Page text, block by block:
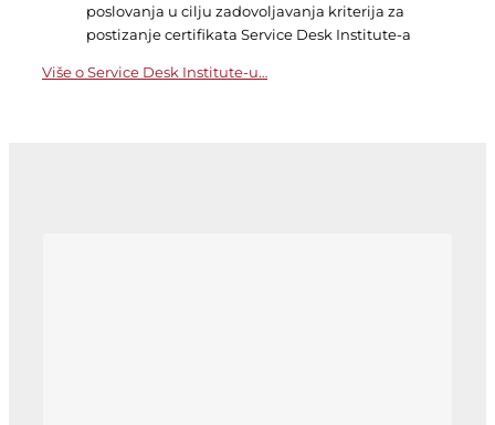
poslovanja u cilju zadovoljavanja kriterija za
postizanje certifikata Service Desk Institute-a
Više o Service Desk Institute-u…